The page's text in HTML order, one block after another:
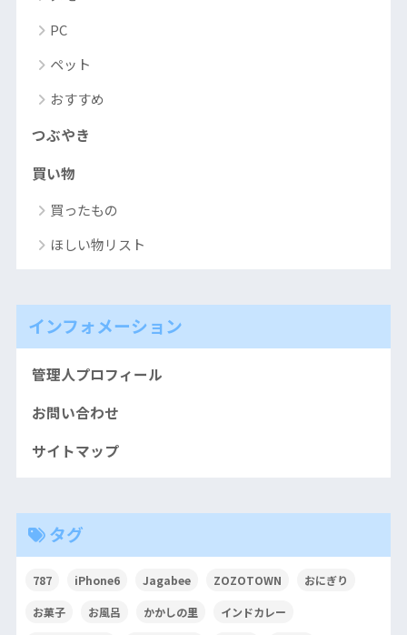
PC
ペット
おすすめ
つぶやき
買い物
買ったもの
ほしい物リスト
インフォメーション
管理人プロフィール
お問い合わせ
サイトマップ
タグ
787 iPhone6 Jagabee ZOZOTOWN おにぎり
お菓子 お風呂 かかしの里 インドカレー